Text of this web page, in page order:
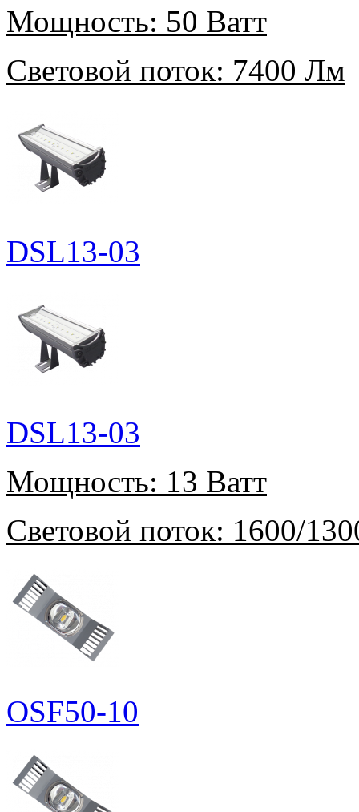
Мощность: 50 Ватт
Световой поток: 7400 Лм
DSL13-03
DSL13-03
Мощность: 13 Ватт
Световой поток: 1600/
OSF50-10